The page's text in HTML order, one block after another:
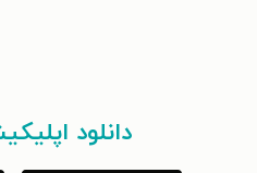
دانلود